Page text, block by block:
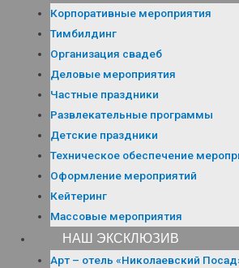
Корпоративные мероприятия
Тимбилдинг
Организация свадеб
Деловые мероприятия
Частные праздники
Развлекательные программы
Детские праздники
Техническое обеспечение
Оформление мероприятий
Кейтеринг
Массовые мероприятия
НАШ ЭКСКЛЮЗИВ
Арт – отель «Николаевский